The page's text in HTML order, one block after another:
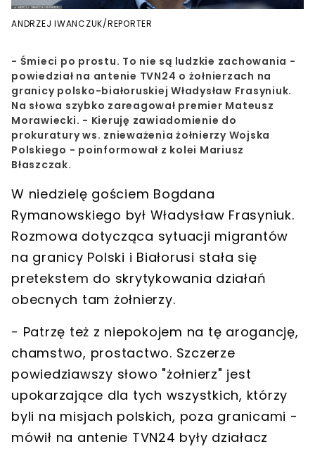
ANDRZEJ IWANCZUK/REPORTER
- Śmieci po prostu. To nie są ludzkie zachowania -
powiedział na antenie TVN24 o żołnierzach na
granicy polsko-białoruskiej Władysław Frasyniuk.
Na słowa szybko zareagował premier Mateusz
Morawiecki. - Kieruję zawiadomienie do
prokuratury ws. znieważenia żołnierzy Wojska
Polskiego - poinformował z kolei Mariusz
Błaszczak.
W niedzielę gościem Bogdana
Rymanowskiego był Władysław Frasyniuk.
Rozmowa dotycząca sytuacji migrantów
na granicy Polski i Białorusi stała się
pretekstem do skrytykowania działań
obecnych tam żołnierzy.
- Patrzę też z niepokojem na tę arogancję,
chamstwo, prostactwo. Szczerze
powiedziawszy słowo "żołnierz" jest
upokarzające dla tych wszystkich, którzy
byli na misjach polskich, poza granicami -
mówił na antenie TVN24 były działacz